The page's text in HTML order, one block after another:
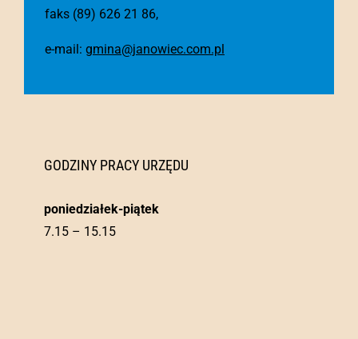
faks (89) 626 21 86,
e-mail: gmina@janowiec.com.pl
GODZINY PRACY URZĘDU
poniedziałek-piątek
7.15 – 15.15